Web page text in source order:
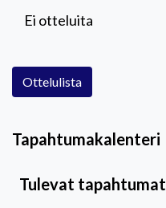
Ei otteluita
Ottelulista
Tapahtumakalenteri
Tulevat tapahtumat